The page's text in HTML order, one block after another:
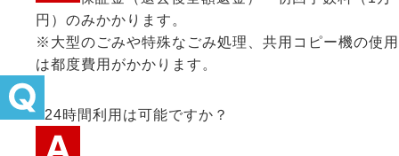
円）のみかかります。
※大型のごみや特殊なごみ処理、共用コピー機の使用
は都度費用がかかります。
24時間利用は可能ですか？